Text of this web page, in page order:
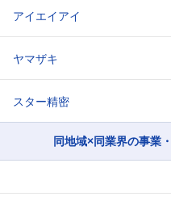
アイエイアイ
ヤマザキ
スター精密
同地域×同業界の事業